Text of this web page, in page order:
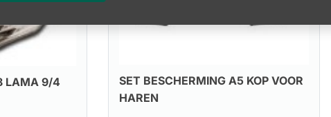
LAMA 9/4
SET BESCHERMING A5 KOP VOOR
HAREN